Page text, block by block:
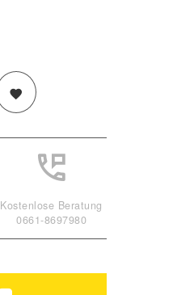
Kostenlose Beratung
0661-8697980